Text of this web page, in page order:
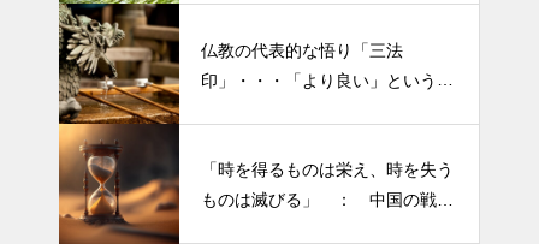
仏教の代表的な悟り「三法
印」・・・「より良い」という気
「時を得るものは栄え、時を失う
ものは滅びる」 ： 中国の戦国
ずかしぃ～ (〃ﾉωﾉ)
2026 今年初めての投稿・・・